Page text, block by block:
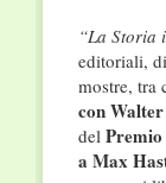
“La Storia
editoriali,
mostre, tra
con
delPremio
a Max